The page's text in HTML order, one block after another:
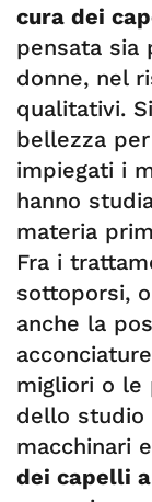
cura dei
pensata sia
donne, nel
qualitativi.
bellezza
impiegati i
hanno
materia
Fra i
sottoporsi,
anche la
migliori o le
dello studio
macchinari
dei capelli